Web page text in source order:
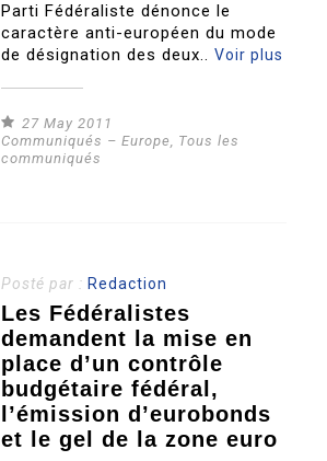
Parti Fédéraliste dénonce le
caractère anti-européen du mode
de désignation des deux..Voir plus
27 May 2011
Communiqués – Europe, Tous les
communiqués
Posté par : Redaction
Les Fédéralistes
demandent la mise en
place d’un contrôle
budgétaire fédéral,
l’émission d’eurobonds
et le gel de la zone euro